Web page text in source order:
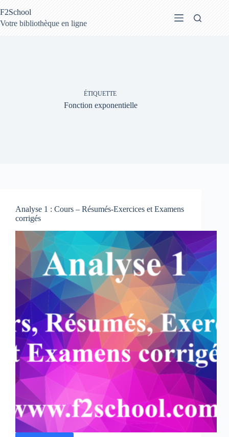
au
contenu
F2School
Votre bibliothèque en ligne
ÉTIQUETTE
Fonction exponentielle
Analyse 1 : Cours – Résumés-Exercices et Examens
corrigés